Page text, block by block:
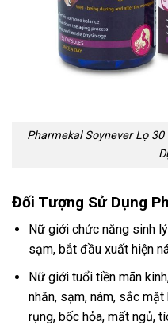
Pharmekal Soynever Lọ
Đối Tượng Sử Dụng
Nữ giới chức năng sinh
sạm, bắt đầu xuất hiện
Nữ giới tuổi tiền mãn
nhăn, sạm, nám, sắc
rụng, bốc hỏa, mất ngủ,